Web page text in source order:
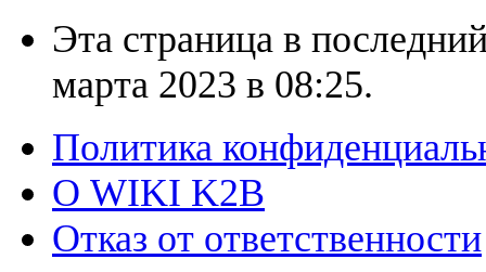
Эта страница в
марта 2023 в 08:25.
Политика
О WIKI K2B
Отказ от ответственности